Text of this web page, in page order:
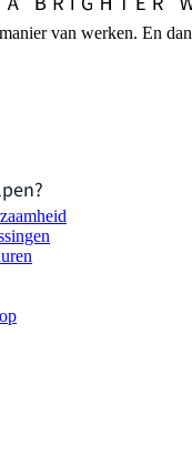
van werken. En